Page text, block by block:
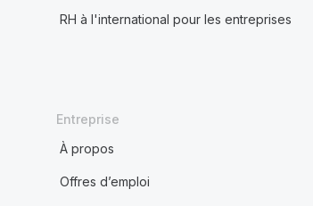
RH à l'international pour les entreprises
Entreprise
À propos
Offres d’emploi